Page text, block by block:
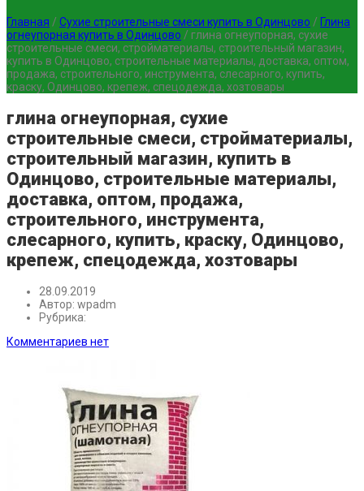
Главная / Сухие строительные смеси купить в Одинцово / Глина
огнеупорная купить в Одинцово / глина огнеупорная, сухие
строительные смеси, стройматериалы, строительный магазин,
купить в Одинцово, строительные материалы, доставка, оптом,
продажа, строительного, инструмента, слесарного, купить,
краску, Одинцово, крепеж, спецодежда, хозтовары
глина огнеупорная, сухие
строительные смеси, стройматериалы,
строительный магазин, купить в
Одинцово, строительные материалы,
доставка, оптом, продажа,
строительного, инструмента,
слесарного, купить, краску, Одинцово,
крепеж, спецодежда, хозтовары
28.09.2019
Автор: wpadm
Рубрика:
Комментариев нет